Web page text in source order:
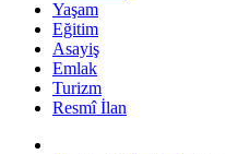
Yaşam
Eğitim
Asayiş
Emlak
Turizm
Resmî İlan